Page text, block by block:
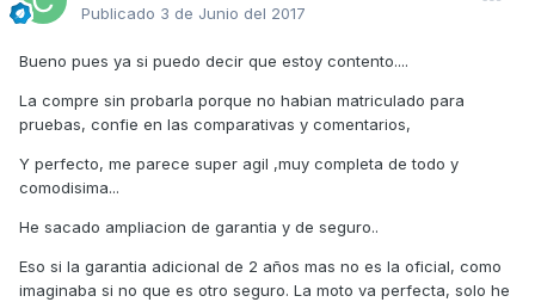
Publicado 3 de Junio del 2017
Bueno pues ya si puedo decir que estoy contento....
La compre sin probarla porque no habian matriculado para
pruebas, confie en las comparativas y comentarios,
Y perfecto, me parece super agil ,muy completa de todo y
comodisima...
He sacado ampliacion de garantia y de seguro..
Eso si la garantia adicional de 2 años mas no es la oficial, como
imaginaba si no que es otro seguro. La moto va perfecta, solo he